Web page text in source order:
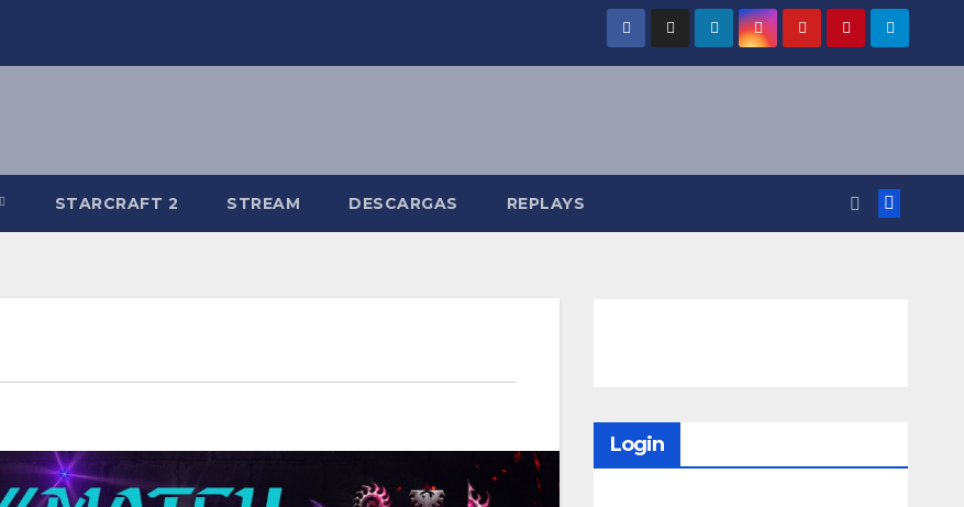
STARCRAFT 2 STREAM DESCARGAS REPLAYS
Login